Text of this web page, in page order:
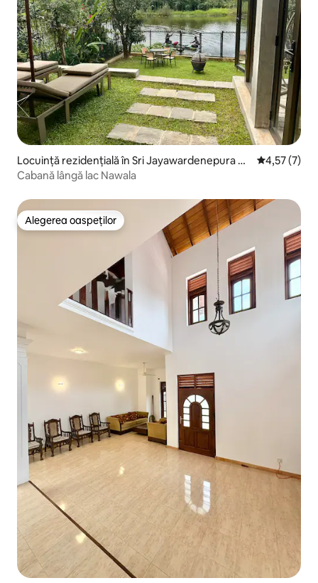
Locuință rezidențială în Sri Jayawardenepura Ko
tte
Scor mediu
4,57 (7)
Cabană lângă lac Nawala
Alegerea oaspeților
Alegerea oaspeților